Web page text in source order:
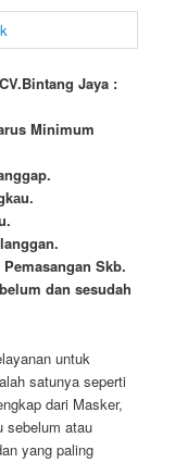
Jaya :
Minimum
Pemasangan Skb.
dan sesudah
untuk
satunya seperti
dari Masker,
sebelum atau
yang paling